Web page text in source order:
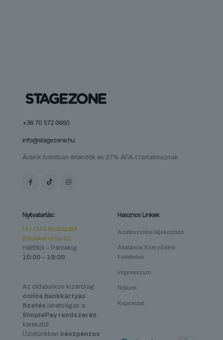
+36 70 572 0660
info@stagezone.hu
Áraink forintban értendők és 27% ÁFA-t tartalmaznak.
Nyitvatartás:
HU 1145 Budapest
Bácskai utca 42.
Hétfőtől – Péntekig
10:00 – 18:00
Az oldalunkon kizárólag
online bankkártyás
fizetés lehetséges a
SimplePay rendszerén
keresztül.
Üzletünkben készpénzes
Hasznos Linkek
Adatkezelési tájékoztató
Általános Szerződési
Feltételek
Impresszum
Rólunk
Kapcsolat